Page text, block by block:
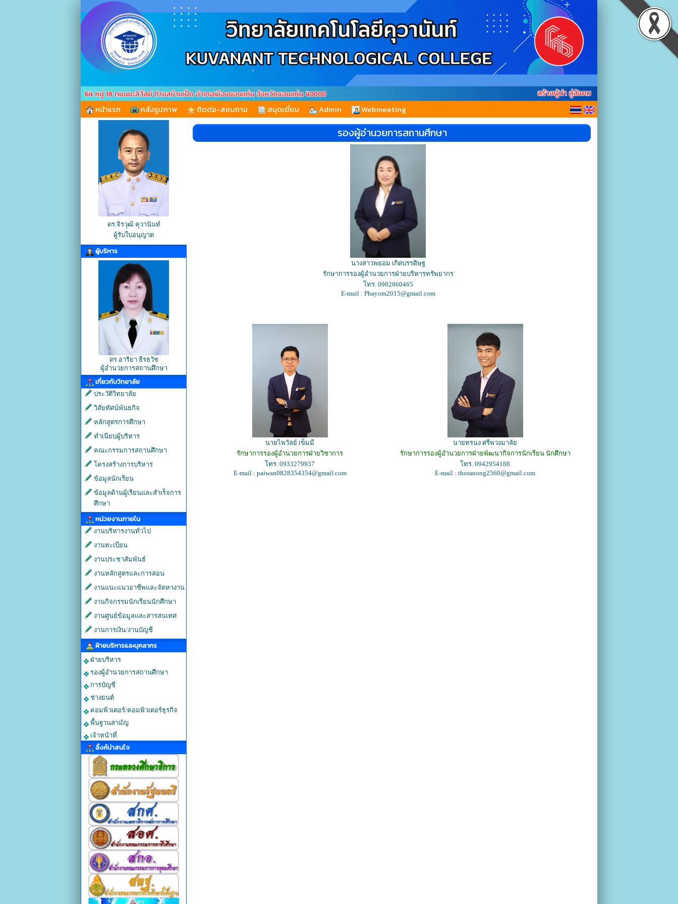
หน้าแรก คลังรูปภาพ ติดต่อ-สอบถาม สมุดเยี่ยม Admin Webmeeting
ดร.จิรวุฒิ คุวานันท์
ผู้รับใบอนุญาต
ผู้บริหาร
ดร.อาริยา ธีรธวัช
ผู้อำนวยการสถานศึกษา
เกี่ยวกับวิทยาลัย
ประวัติวิทยาลัย
วิสัยทัศน์พันธกิจ
หลักสูตรการศึกษา
ทำเนียบผู้บริหาร
คณะกรรมการสถานศึกษา
โครงสร้างการบริหาร
ข้อมูลนักเรียน
ข้อมูลด้านผู้เรียนและสำเร็จการ
ศึกษา
หน่วยงานภายใน
งานบริหารงานทั่วไป
งานทะเบียน
งานประชาสัมพันธ์
งานหลักสูตรและการสอน
งานแนะแนวอาชีพและจัดหางาน
งานกิจกรรมนักเรียนนักศึกษา
งานศูนย์ข้อมูลและสารสนเทศ
งานการเงิน/งานบัญชี
ฝ่ายบริหารและบุคลากร
ฝ่ายบริหาร
รองผู้อำนวยการสถานศึกษา
การบัญชี
ช่างยนต์
คอมพิวเตอร์/คอมพิวเตอร์ธุรกิจ
พื้นฐานสามัญ
เจ้าหน้าที่
ลิ้งค์น่าสนใจ
รองผู้อำนวยการสถานศึกษา
นางสาวพยอม เกิดบรรดิษฐ
รักษาการรองผู้อำนวยการฝ่ายบริหารทรัพยากร
โทร. 0982860465
E-mail : Phayom2015@gmail.com
นายไพวัลย์ เข็มมี
รักษาการรองผู้อำนวยการฝ่ายวิชาการ
โทร. 0933279937
E-mail : paiwan0828354354@gmail.com
นายทรนง ศรีพวงมาลัย
รักษาการรองผู้อำนวยการฝ่ายพัฒนากิจการนักเรียน นักศึกษา
โทร. 0942954188
E-mail : thoranong2560@gmail.com